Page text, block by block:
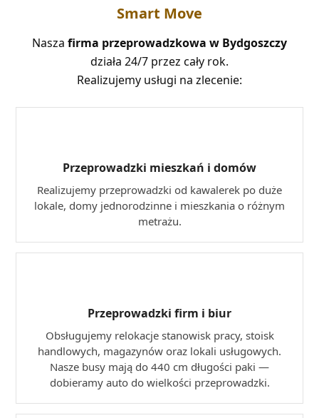
Smart Move
Nasza firma przeprowadzkowa w Bydgoszczy
działa 24/7 przez cały rok.
Realizujemy usługi na zlecenie:
Przeprowadzki mieszkań i domów
Realizujemy przeprowadzki od kawalerek po duże
lokale, domy jednorodzinne i mieszkania o różnym
metrażu.
Przeprowadzki firm i biur
Obsługujemy relokacje stanowisk pracy, stoisk
handlowych, magazynów oraz lokali usługowych.
Nasze busy mają do 440 cm długości paki —
dobieramy auto do wielkości przeprowadzki.